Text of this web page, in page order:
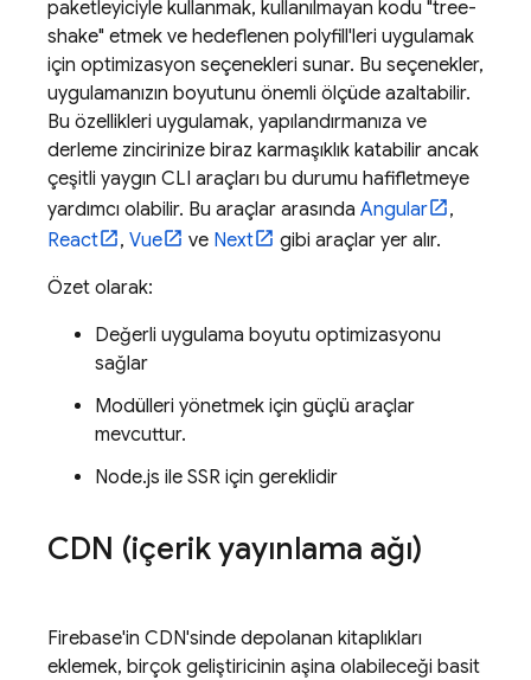
paketleyiciyle kullanmak, kullanılmayan kodu "tree-
shake" etmek ve hedeflenen polyfill'leri uygulamak
için optimizasyon seçenekleri sunar. Bu seçenekler,
uygulamanızın boyutunu önemli ölçüde azaltabilir.
Bu özellikleri uygulamak, yapılandırmanıza ve
derleme zincirinize biraz karmaşıklık katabilir ancak
çeşitli yaygın CLI araçları bu durumu hafifletmeye
yardımcı olabilir. Bu araçlar arasında Angular
,
React
, Vue ve Next
gibi araçlar yer alır.
Özet olarak:
Değerli uygulama boyutu optimizasyonu
sağlar
Modülleri yönetmek için güçlü araçlar
mevcuttur.
Node.js ile SSR için gereklidir
CDN (içerik yayınlama ağı)
Firebase'in CDN'sinde depolanan kitaplıkları
eklemek, birçok geliştiricinin aşina olabileceği basit